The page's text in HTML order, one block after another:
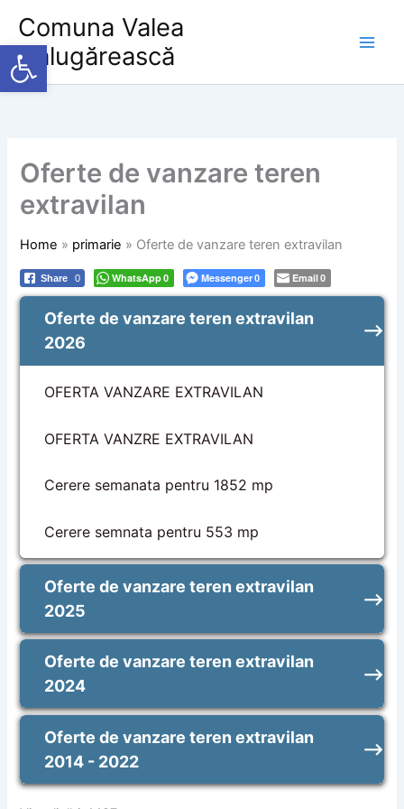
Deschide bara de unelte
content
Comuna Valea
Călugărească
Oferte de vanzare teren
extravilan
Home primarie Oferte de vanzare teren extravilan
Share 0 WhatsApp 0 Messenger 0 Email 0
Oferte de vanzare teren extravilan
2026
OFERTA VANZARE EXTRAVILAN
OFERTA VANZRE EXTRAVILAN
Cerere semanata pentru 1852 mp
Cerere semnata pentru 553 mp
Oferte de vanzare teren extravilan
2025
Oferte de vanzare teren extravilan
2024
Oferte de vanzare teren extravilan
2014 - 2022
Valea Calugareasca scoate la